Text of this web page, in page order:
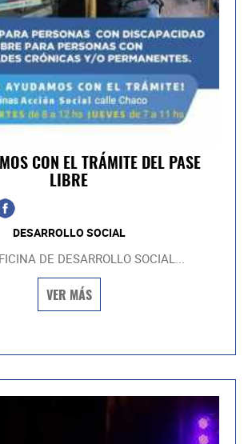
CON EL TRÁMITE DEL PASE
LIBRE
DESARROLLO SOCIAL
DE DESARROLLO SOCIAL...
VER MÁS